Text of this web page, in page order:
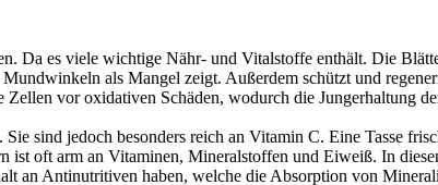
Da es viele wichtige Nähr- und Vitalstoffe enthält. Die
als Mangel zeigt. Außerdem schützt und
vor oxidativen Schäden, wodurch die Jungerhaltung
sind jedoch besonders reich an Vitamin C. Eine Tasse
oft arm an Vitaminen, Mineralstoffen und Eiweiß. In
an Antinutritiven haben, welche die Absorption von